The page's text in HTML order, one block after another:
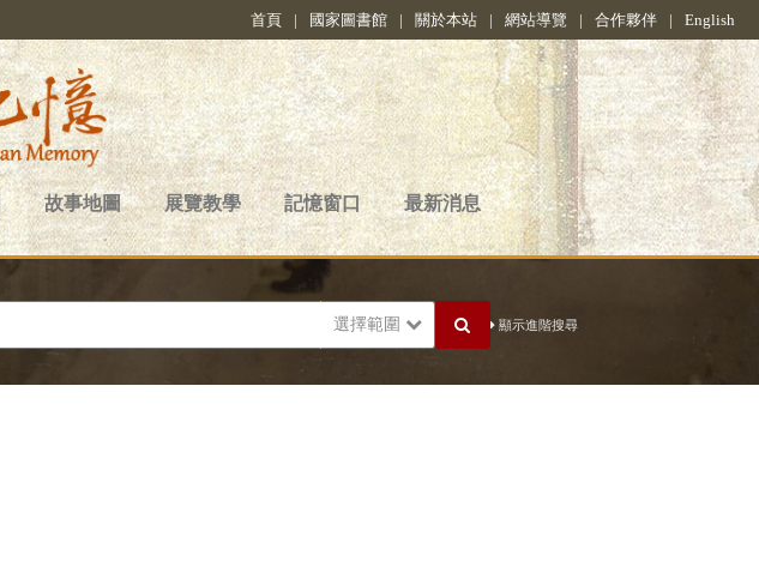
首頁 | 國家圖書館 | 關於本站 | 網站導覽 | 合作夥伴 | English
故事地圖 展覽教學 記憶窗口 最新消息
選擇範圍 顯示進階搜尋